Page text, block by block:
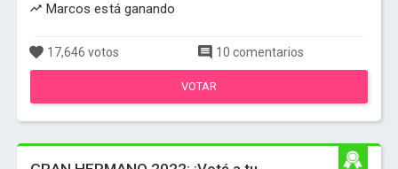
Marcos está ganando
17,646 votos 10 comentarios
VOTAR